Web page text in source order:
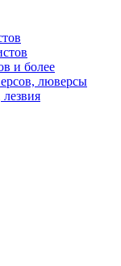
и более
люверсы